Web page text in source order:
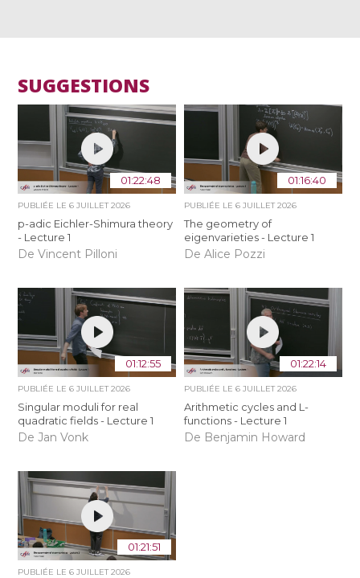
SUGGESTIONS
01:22:48
PUBLIÉE LE6 JUILLET 2026
p-adic Eichler-Shimura theory
- Lecture 1
De Vincent Pilloni
01:16:40
PUBLIÉE LE 6 JUILLET 2026
The geometry of
eigenvarieties - Lecture 1
De Alice Pozzi
01:12:55
PUBLIÉE LE6 JUILLET 2026
Singular moduli for real
quadratic fields - Lecture 1
De Jan Vonk
01:22:14
PUBLIÉE LE 6 JUILLET 2026
Arithmetic cycles and L-
functions - Lecture 1
De Benjamin Howard
01:21:51
PUBLIÉE LE6 JUILLET 2026